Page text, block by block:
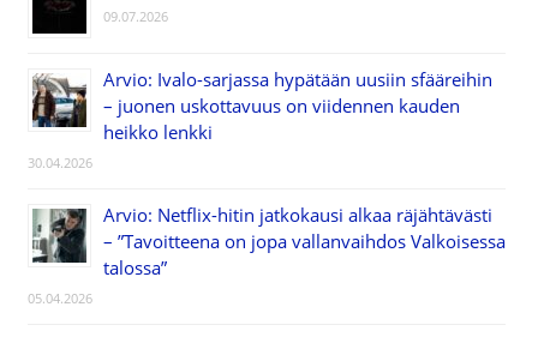
09.07.2026
Arvio: Ivalo-sarjassa hypätään uusiin sfääreihin
– juonen uskottavuus on viidennen kauden
heikko lenkki
30.04.2026
Arvio: Netflix-hitin jatkokausi alkaa räjähtävästi
– ”Tavoitteena on jopa vallanvaihdos Valkoisessa
talossa”
05.04.2026